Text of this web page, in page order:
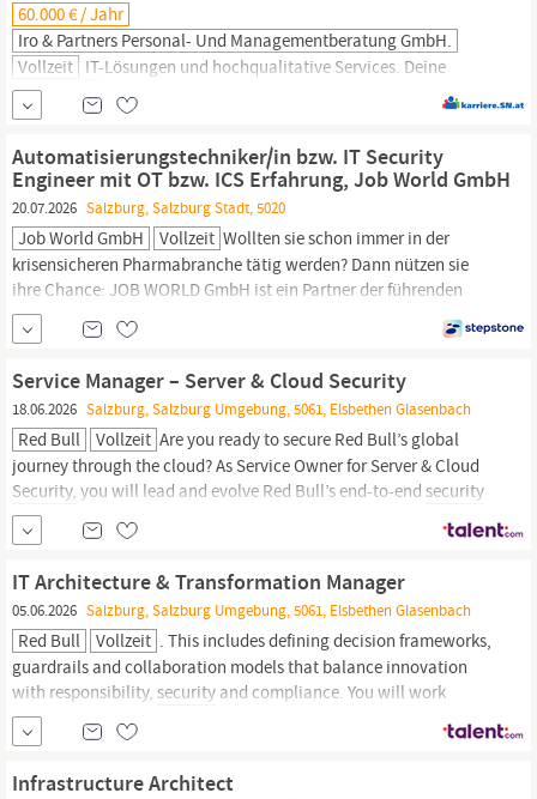
60.000 € / Jahr
Iro & Partners Personal- Und Managementberatung GmbH.
Vollzeit IT-Lösungen und hochqualitative Services. Deine
Aufgaben: Kundenberatung zu
Analyse vonIT-
(Security-)Umgebungen
Security-Strategien
Empfehlung passender
Services und Lösungen Technische Unterstützung für Kunden
Enge Kooperation mit Herstellern Optimierung bestehenderIT-
UmgebungenNutzung von...
Automatisierungstechniker/in bzw. IT Security
Engineer mit OT bzw. ICS Erfahrung, Job World GmbH
20.07.2026 Salzburg, Salzburg Stadt, 5020
Job World GmbH Vollzeit Wollten sie schon immer in der
krisensicheren Pharmabranche tätig werden? Dann nützen sie
ihre Chance: JOB WORLD GmbH ist ein Partner der führenden
Pharma-Unternehmen in Österreich. Wir bieten engagierten
Automatisierungstechnikern, Informatikern,
bzw.
Service Manager – Server & Cloud Security
18.06.2026 Salzburg, Salzburg Umgebung, 5061, Elsbethen Glasenbach
Red Bull Vollzeit Are you ready to secure Red Bull’s global
journey through the cloud? As Service Owner for Server & Cloud
Security, you will lead and evolve Red Bull’s end-to-end security
services across server and multi-cloud platforms. If you have a
passion forIT security and the drive to innovate, this could be...
IT Architecture & Transformation Manager
05.06.2026 Salzburg, Salzburg Umgebung, 5061, Elsbethen Glasenbach
Red Bull Vollzeit . This includes defining decision frameworks,
guardrails and collaboration models that balance innovation
with responsibility, security and compliance. You will work
closely with stakeholders across
initiatives are aligned with organisational goals and that
Infrastructure Architect